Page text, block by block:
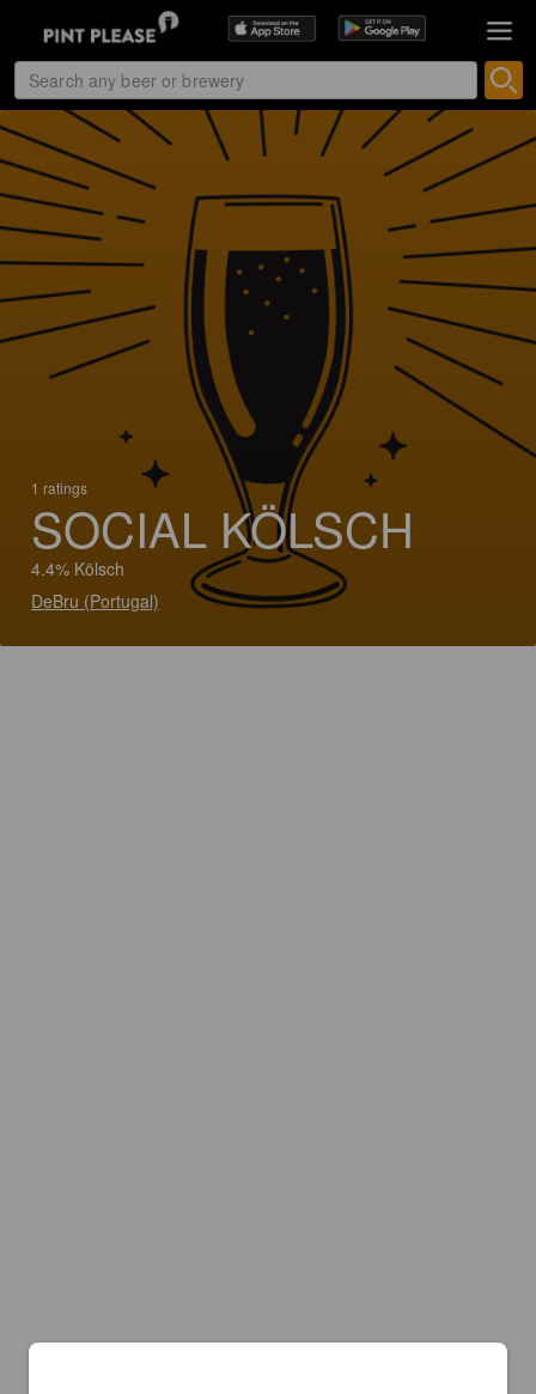
1 ratings
SOCIAL KÖLSCH
4.4% Kölsch
DeBru (Portugal)